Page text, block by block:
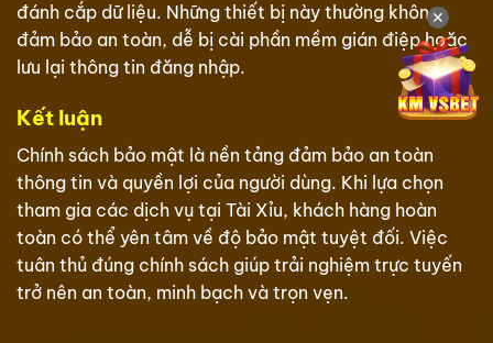
đánh cắp dữ liệu. Những thiết bị này thường không
đảm bảo an toàn, dễ bị cài phần mềm gián điệp hoặc
lưu lại thông tin đăng nhập.
Kết luận
Chính sách bảo mật là nền tảng đảm bảo an toàn
thông tin và quyền lợi của người dùng. Khi lựa chọn
tham gia các dịch vụ tại Tài Xỉu, khách hàng hoàn
toàn có thể yên tâm về độ bảo mật tuyệt đối. Việc
tuân thủ đúng chính sách giúp trải nghiệm trực tuyến
trở nên an toàn, minh bạch và trọn vẹn.
✕